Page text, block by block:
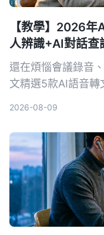
【教學】2026
人辨識+AI對話查
還在煩惱會議錄音
文精選5款AI語音轉
2026-08-09